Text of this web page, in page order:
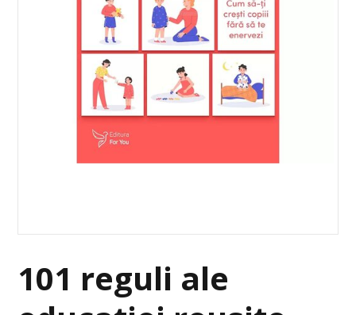
101 reguli ale